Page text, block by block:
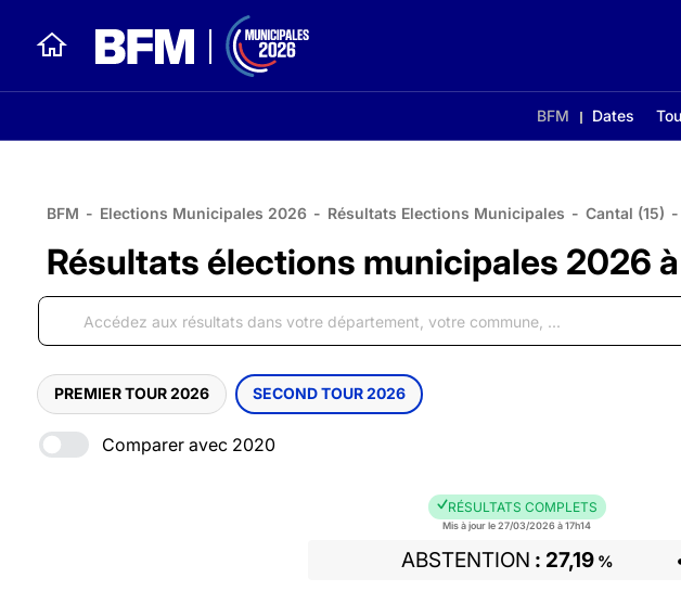
BFM Dates
BFM - Elections Municipales 2026 - Résultats Elections Municipales - Cantal (15) -
Résultats élections municipales 2026
PREMIER TOUR 2026 SECOND TOUR 2026
Comparer avec 2020
RÉSULTATS COMPLETS
Mis à jour le 27/03/2026 à 17h14
ABSTENTION 27,19 %